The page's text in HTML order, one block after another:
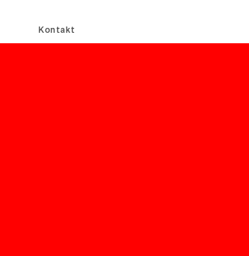
Kontakt